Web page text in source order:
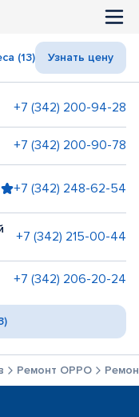
(13) Узнать цену
+7 (342) 200-94-28
+7 (342) 200-90-78
+7 (342) 248-62-54
+7 (342) 215-00-44
+7 (342) 206-20-24
Ремонт OPPO